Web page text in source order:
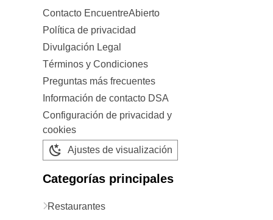
Contacto EncuentreAbierto
Política de privacidad
Divulgación Legal
Términos y Condiciones
Preguntas más frecuentes
Información de contacto DSA
Configuración de privacidad y
cookies
Ajustes de visualización
Categorías principales
Restaurantes